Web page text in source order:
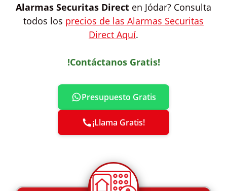
Alarmas Securitas Direct en Jódar? Consulta
todos los precios de las Alarmas Securitas
Direct Aquí.
!Contáctanos Gratis!
Presupuesto Gratis
¡Llama Gratis!